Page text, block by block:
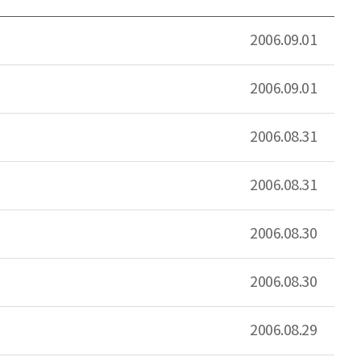
2006.09.01
2006.09.01
2006.08.31
2006.08.31
2006.08.30
2006.08.30
2006.08.29